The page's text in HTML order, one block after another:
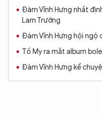
Đàm Vĩnh Hưng nhất
Lam Trường
Đàm Vĩnh Hưng hội ngộ
Tố My ra mắt album
Đàm Vĩnh Hưng kể